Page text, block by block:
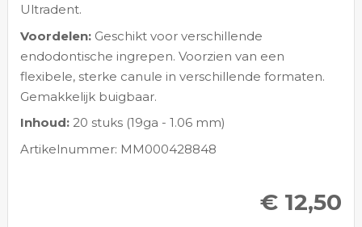
Ultradent.
Voordelen:Geschikt voor verschillende
endodontische ingrepen. Voorzien van een
flexibele, sterke canule in verschillende formaten.
Gemakkelijk buigbaar.
Inhoud:20 stuks (19ga - 1.06 mm)
Artikelnummer: MM000428848
€ 12,50